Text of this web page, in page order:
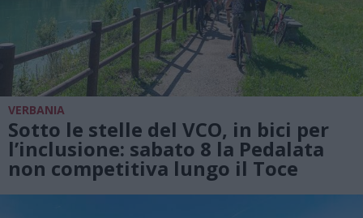
VERBANIA
Sotto le stelle del VCO, in bici per
l’inclusione: sabato 8 la Pedalata
non competitiva lungo il Toce